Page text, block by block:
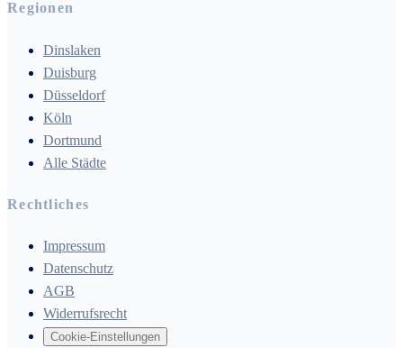
Regionen
Dinslaken
Duisburg
Düsseldorf
Köln
Dortmund
Alle Städte
Rechtliches
Impressum
Datenschutz
AGB
Widerrufsrecht
Cookie-Einstellungen